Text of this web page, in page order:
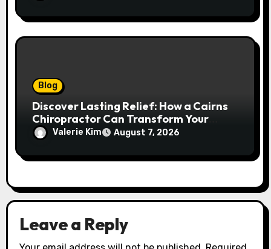
Blog
Discover Lasting Relief: How a Cairns
Chiropractor Can Transform Your
Spinal Health
Valerie Kim August 7, 2026
Leave a Reply